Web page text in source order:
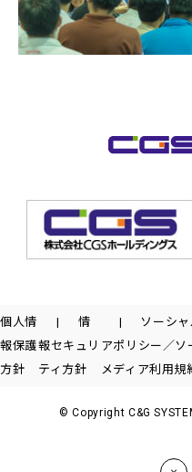
個人情
報保護
方針
情
報セキュリ
ティ方針
ソーシャ
アポリシー／ソ
メディア利用規
© Copyright C&G